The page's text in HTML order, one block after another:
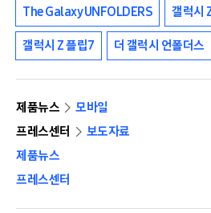
The Galaxy UNFOLDERS 갤럭시
갤럭시 Z 플립7 더 갤럭시 언폴더스
제품뉴스
모바일
프레스센터
보도자료
제품뉴스
프레스센터